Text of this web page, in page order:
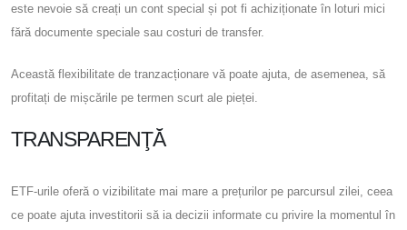
este nevoie să creați un cont special și pot fi achiziționate în loturi mici
fără documente speciale sau costuri de transfer.
Această flexibilitate de tranzacționare vă poate ajuta, de asemenea, să
profitați de mișcările pe termen scurt ale pieței.
TRANSPARENŢĂ
ETF-urile oferă o vizibilitate mai mare a prețurilor pe parcursul zilei, ceea
ce poate ajuta investitorii să ia decizii informate cu privire la momentul în